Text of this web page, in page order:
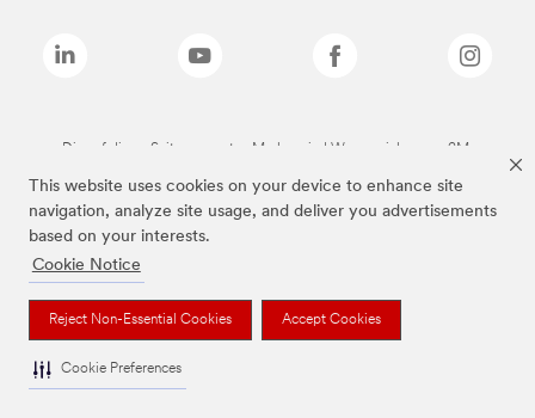
This website uses cookies on your device to enhance site
navigation, analyze site usage, and deliver you advertisements
based on your interests.
Cookie Notice
Reject Non-Essential Cookies Accept Cookies
Cookie Preferences
Die auf dieser Seite genannten Marken sind Warenzeichen von 3M.